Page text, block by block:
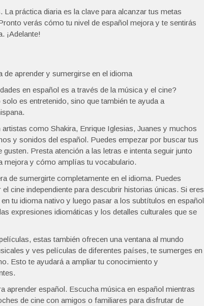
práctica diaria es la clave para alcanzar tus metas
verás cómo tu nivel de español mejora y te sentirás
¡Adelante!
aprender y sumergirse en el idioma
en español es a través de la música y el cine?
es entretenido, sino que también te ayuda a
como Shakira, Enrique Iglesias, Juanes y muchos
y sonidos del español. Puedes empezar por buscar tus
Presta atención a las letras e intenta seguir junto
mejora y cómo amplías tu vocabulario.
de sumergirte completamente en el idioma. Puedes
cine independiente para descubrir historias únicas. Si eres
tu idioma nativo y luego pasar a los subtítulos en español
expresiones idiomáticas y los detalles culturales que se
estas también ofrecen una ventana al mundo
y ves películas de diferentes países, te sumerges en
Esto te ayudará a ampliar tu conocimiento y
aprender español. Escucha música en español mientras
de cine con amigos o familiares para disfrutar de